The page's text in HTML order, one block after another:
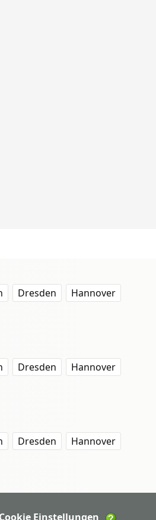
Dresden
Hannover
Dresden
Hannover
Dresden
Hannover
Cookie Einstellungen